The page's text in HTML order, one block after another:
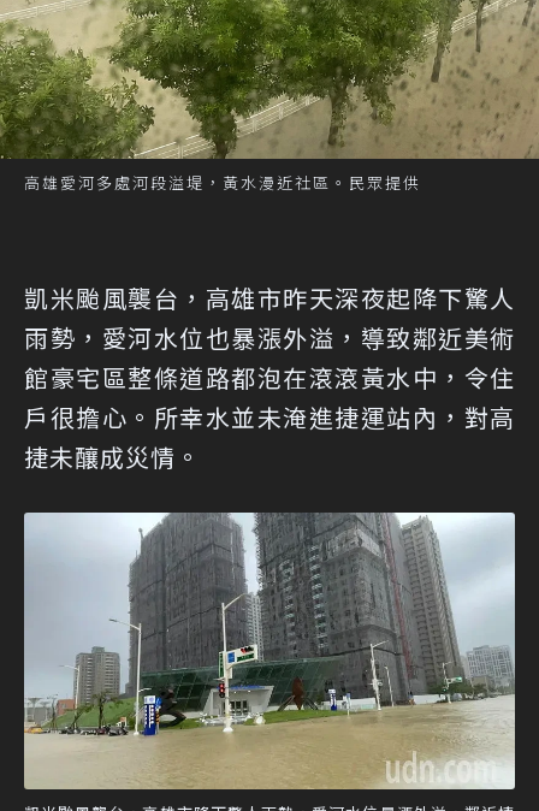
高雄愛河多處河段溢堤，黃水漫近社區。民眾提供
凱米颱風襲台，高雄市昨天深夜起降下驚人
雨勢，愛河水位也暴漲外溢，導致鄰近美術
館豪宅區整條道路都泡在滾滾黃水中，令住
戶很擔心。所幸水並未淹進捷運站內，對高
捷未釀成災情。